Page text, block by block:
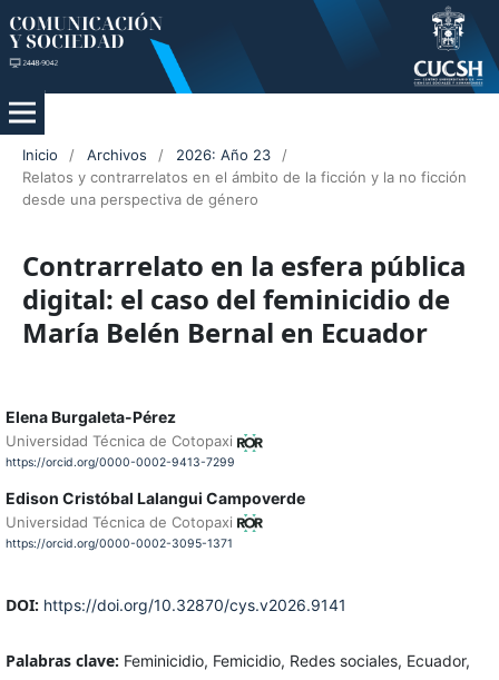
Inicio / Archivos / 2026: Año 23
/
Relatos y contrarrelatos en el ámbito de la ficción y la no ficción
desde una perspectiva de género
Contrarrelato en la esfera pública
digital: el caso del feminicidio de
María Belén Bernal en Ecuador
Elena Burgaleta-Pérez
Universidad Técnica de Cotopaxi
https://orcid.org/0000-0002-9413-7299
Edison Cristóbal Lalangui Campoverde
Universidad Técnica de Cotopaxi
https://orcid.org/0000-0002-3095-1371
DOI: https://doi.org/10.32870/cys.v2026.9141
Palabras clave: Feminicidio, Femicidio, Redes sociales, Ecuador,